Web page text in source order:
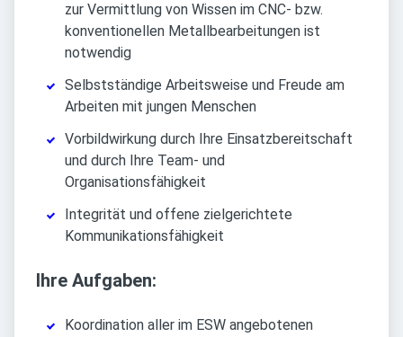
zur Vermittlung von Wissen im CNC- bzw.
konventionellen Metallbearbeitungen ist
notwendig
Selbstständige Arbeitsweise und Freude am
Arbeiten mit jungen Menschen
Vorbildwirkung durch Ihre Einsatzbereitschaft
und durch Ihre Team- und
Organisationsfähigkeit
Integrität und offene zielgerichtete
Kommunikationsfähigkeit
Ihre Aufgaben:
Koordination aller im ESW angebotenen